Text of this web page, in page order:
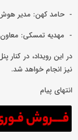
- حامد کهن: مدیر
- مهدیه تمسکی: معاون
در این رویداد، در
نیز انجام خواهد شد.
انتهای پیام